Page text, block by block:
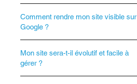
Comment rendre mon site visible sur
Google ?
Mon site sera-t-il évolutif et facile à
gérer ?